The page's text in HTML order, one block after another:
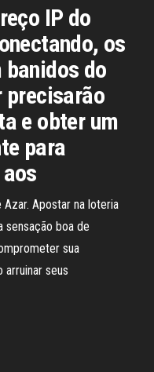
IP do
os
do
precisarão
e obter um
para
Apostar na loteria
sensação boa de
sua
seus